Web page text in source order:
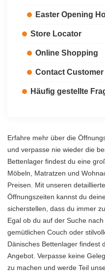
Easter Opening
Store Locator
Online Shopping
Contact
Häufig gestellte
Erfahre mehr über die
und verpasse nie wieder die
Bettenlager findest du eine
Möbeln, Matratzen und
Preisen. Mit unseren
Öffnungszeiten kannst du
sicherstellen, dass du immer
Egal ob du auf der Suche
gemütlichen Couch oder
Dänisches Bettenlager findest
Angebot. Verpasse keine
zu machen und werde Teil